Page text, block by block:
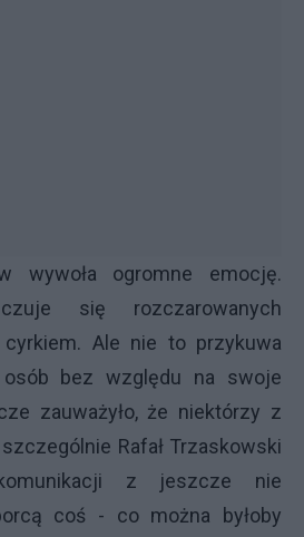
wywoła ogromne emocję.
się rozczarowanych
Ale nie to przykuwa
bez względu na swoje
zauważyło, że niektórzy z
Rafał Trzaskowski
z jeszcze nie
coś - co można byłoby